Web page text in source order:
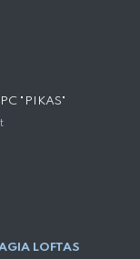
"PIKAS"
LOFTAS